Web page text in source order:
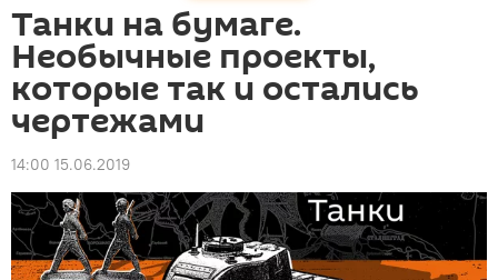
Танки на бумаге.
Необычные проекты,
которые так и остались
чертежами
14:00 15.06.2019